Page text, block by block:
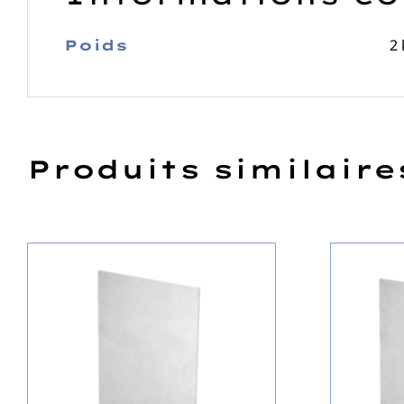
Poids 2
Produits